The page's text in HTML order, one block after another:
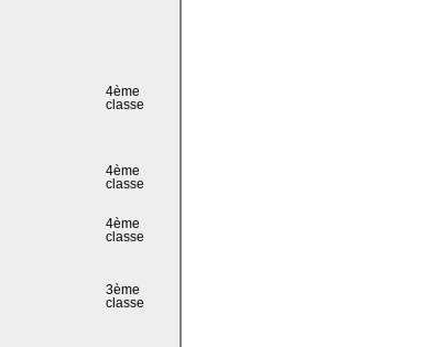
4ème
classe
4ème
classe
4ème
classe
3ème
classe